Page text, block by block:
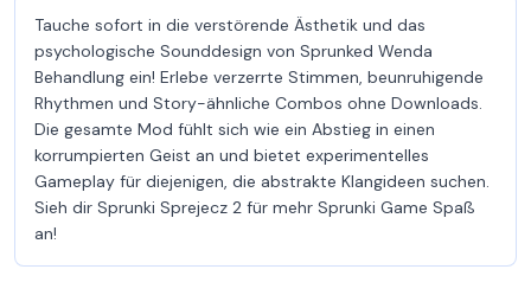
Tauche sofort in die verstörende Ästhetik und das
psychologische Sounddesign von Sprunked Wenda
Behandlung ein! Erlebe verzerrte Stimmen, beunruhigende
Rhythmen und Story-ähnliche Combos ohne Downloads.
Die gesamte Mod fühlt sich wie ein Abstieg in einen
korrumpierten Geist an und bietet experimentelles
Gameplay für diejenigen, die abstrakte Klangideen suchen.
Sieh dir Sprunki Sprejecz 2 für mehr Sprunki Game Spaß
an!